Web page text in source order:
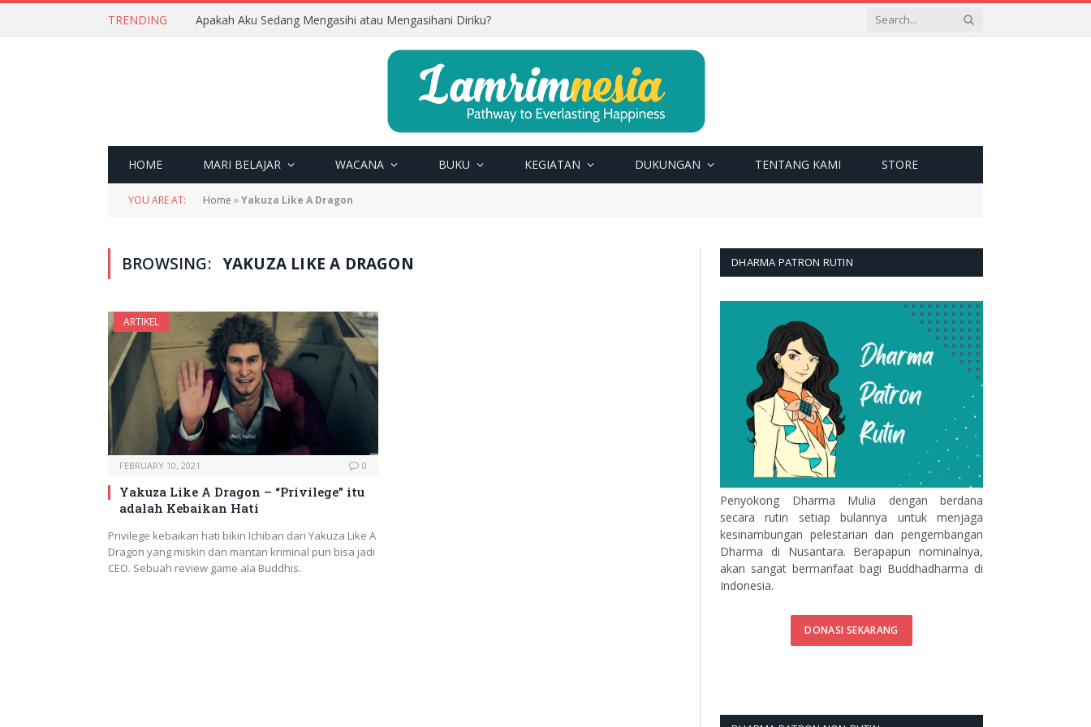
TRENDING Apakah Aku Sedang Mengasihi atau Mengasihani Diriku?
HOME MARI BELAJAR WACANA BUKU KEGIATAN DUKUNGAN TENTANG KAMI STORE
YOU ARE AT: Home »Yakuza Like A Dragon
BROWSING: YAKUZA LIKE A DRAGON
ARTIKEL
FEBRUARY 10, 2021 0
Yakuza Like A Dragon – “Privilege” itu
adalah Kebaikan Hati
Privilege kebaikan hati bikin Ichiban dari Yakuza Like A
Dragon yang miskin dan mantan kriminal pun bisa jadi
CEO. Sebuah review game ala Buddhis.
DHARMA PATRON RUTIN
Penyokong Dharma Mulia dengan berdana
secara rutin setiap bulannya untuk menjaga
kesinambungan pelestarian dan pengembangan
Dharma di Nusantara. Berapapun nominalnya,
akan sangat bermanfaat bagi Buddhadharma di
Indonesia.
DONASI SEKARANG